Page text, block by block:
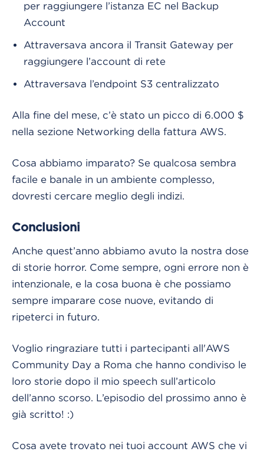
per raggiungere l’istanza EC nel Backup
Account
Attraversava ancora il Transit Gateway per
raggiungere l’account di rete
Attraversava l’endpoint S3 centralizzato
Alla fine del mese, c’è stato un picco di 6.000 $
nella sezione Networking della fattura AWS.
Cosa abbiamo imparato? Se qualcosa sembra
facile e banale in un ambiente complesso,
dovresti cercare meglio degli indizi.
Conclusioni
Anche quest’anno abbiamo avuto la nostra dose
di storie horror. Come sempre, ogni errore non è
intenzionale, e la cosa buona è che possiamo
sempre imparare cose nuove, evitando di
ripeterci in futuro.
Voglio ringraziare tutti i partecipanti all'AWS
Community Day a Roma che hanno condiviso le
loro storie dopo il mio speech sull’articolo
dell’anno scorso. L’episodio del prossimo anno è
già scritto! :)
Cosa avete trovato nei tuoi account AWS che vi